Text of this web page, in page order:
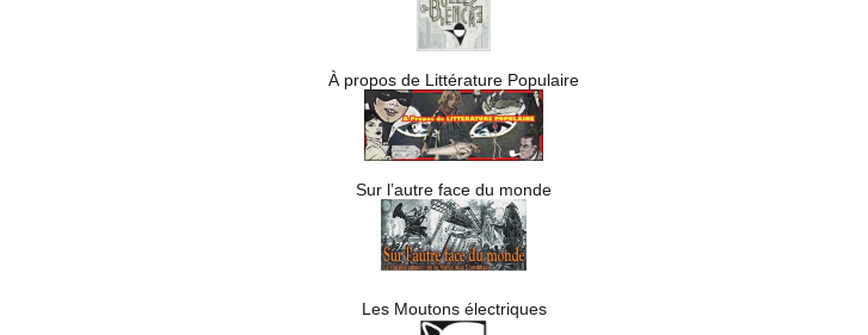
À propos de Littérature Populaire
Sur l’autre face du monde
Les Moutons électriques